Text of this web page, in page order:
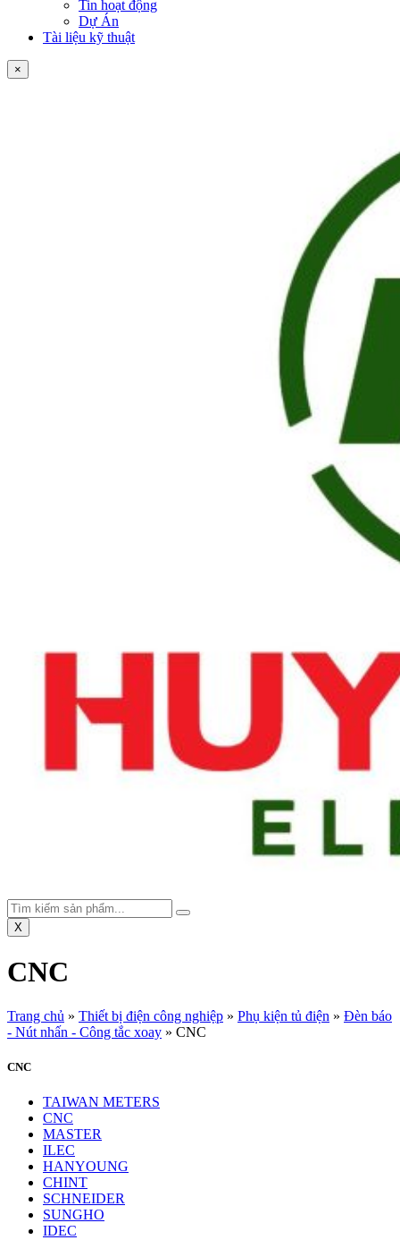
Tin hoạt động
Dự Án
Tài liệu kỹ thuật
×
X
CNC
Trang chủ » Thiết bị điện công nghiệp » Phụ kiện tủ điện » Đèn báo
- Nút nhấn - Công tắc xoay » CNC
CNC
TAIWAN METERS
CNC
MASTER
ILEC
HANYOUNG
CHINT
SCHNEIDER
SUNGHO
IDEC